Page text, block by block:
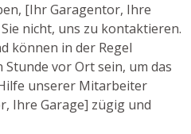
[Ihr Garagentor, Ihre
nicht, uns zu kontaktieren.
können in der Regel
vor Ort sein, um das
unserer Mitarbeiter
Ihre Garage] zügig und